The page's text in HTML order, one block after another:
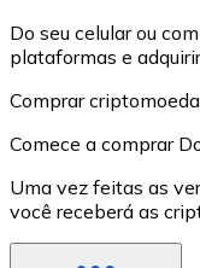
Do seu celular ou
plataformas e
Comprar
Comece a comprar
Uma vez feitas as
você receberá as